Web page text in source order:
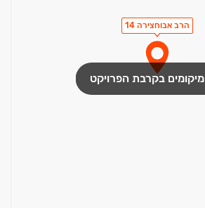
הרב אבוחצירה 14
מיקומים בקרבת הפרויקט